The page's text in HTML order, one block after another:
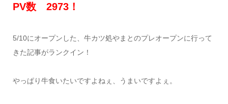
PV数 2973！
5/10にオープンした、牛カツ処やまとのプレオープンに行って
きた記事がランクイン！
やっぱり牛食いたいですよねぇ、うまいですよぇ。